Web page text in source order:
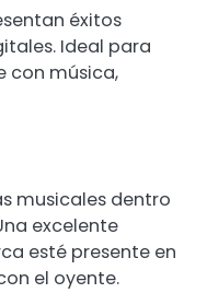
éxitos
Ideal para
con música,
musicales dentro
excelente
esté presente en
el oyente.